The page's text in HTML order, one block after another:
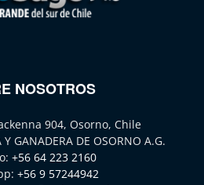
NOSOTROS
904, Osorno, Chile
Y GANADERA DE OSORNO A.G.
+56 64 223 2160
+56 9 57244942